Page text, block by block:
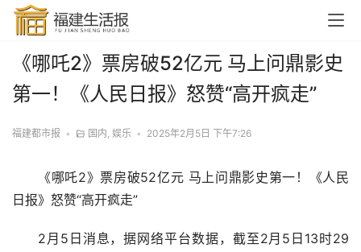
《哪吒2》票房破52亿元 马上问鼎影史
第一！《人民日报》怒赞“高开疯走”
福建都市报 • 国内, 娱乐 • 2025年2月5日 下午7:26
《哪吒2》票房破52亿元 马上问鼎影史第一！《人民
日报》怒赞“高开疯走”
2月5日消息，据网络平台数据，截至2月5日13时29